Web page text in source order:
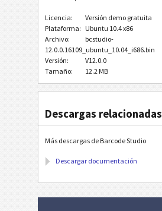
Licencia:
Versión demo gratuita
Plataforma: Ubuntu 10.4 x86
Archivo:
bcstudio-
12.0.0.16109_ubuntu_10.04_i686.bin
Versión:
V12.0.0
Tamaño:
12.2 MB
Descargas relacionadas
Más descargas de Barcode Studio
Descargar documentación